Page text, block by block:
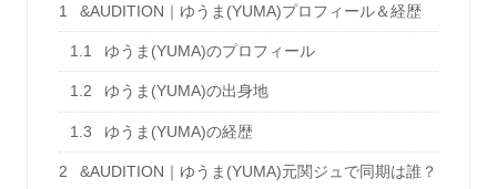
1 &AUDITION｜ゆうま(YUMA)プロフィール＆経歴
1.1 ゆうま(YUMA)のプロフィール
1.2 ゆうま(YUMA)の出身地
1.3 ゆうま(YUMA)の経歴
2 &AUDITION｜ゆうま(YUMA)元関ジュで同期は誰？